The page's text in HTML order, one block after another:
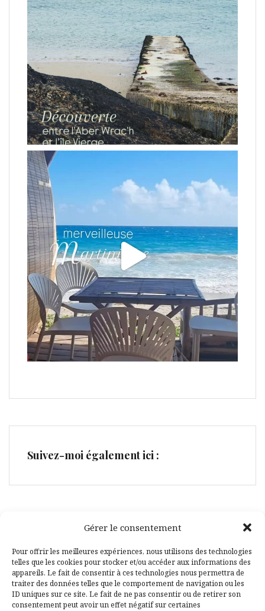
Gérer le consentement
Pour offrir les meilleures expériences, nous utilisons des technologies
telles que les cookies pour stocker et/ou accéder aux informations des
appareils. Le fait de consentir à ces technologies nous permettra de
traiter des données telles que le comportement de navigation ou les
ID uniques sur ce site. Le fait de ne pas consentir ou de retirer son
consentement peut avoir un effet négatif sur certaines
Suivez-moi également ici :
Facebook
Pinterest